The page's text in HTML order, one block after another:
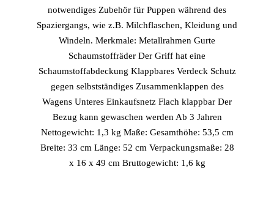
notwendiges Zubehör für Puppen während des
Spaziergangs, wie z.B. Milchflaschen, Kleidung und
Windeln. Merkmale: Metallrahmen Gurte
Schaumstoffräder Der Griff hat eine
Schaumstoffabdeckung Klappbares Verdeck Schutz
gegen selbstständiges Zusammenklappen des
Wagens Unteres Einkaufsnetz Flach klappbar Der
Bezug kann gewaschen werden Ab 3 Jahren
Nettogewicht: 1,3 kg Maße: Gesamthöhe: 53,5 cm
Breite: 33 cm Länge: 52 cm Verpackungsmaße: 28
x 16 x 49 cm Bruttogewicht: 1,6 kg